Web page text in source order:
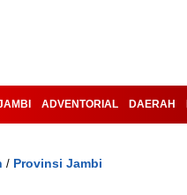
ADVENTORIAL DAERAH
/ Provinsi Jambi